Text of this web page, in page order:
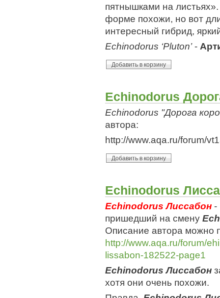
пятнышками на
форме похожи, но вот
интересный гибрид,
Echinodorus ‘Pluton’-
Echinodorus
Echinodorus "Дорога
автора:
http://www.aqa.ru/forum/
Echinodorus
Echinodorus Лиссабон -
пришедший на смену
Описание автора можно
http://www.aqa.ru/forum/
lissabon-182522-page1
Echinodorus Лиссабон
хотя они очень похожи.